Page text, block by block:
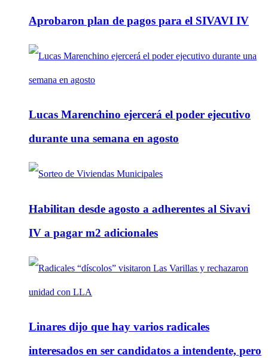
Aprobaron plan de pagos para el SIVAVI IV
Lucas Marenchino ejercerá el poder ejecutivo
durante una semana en agosto
Habilitan desde agosto a adherentes al Sivavi
IV a pagar m2 adicionales
Linares dijo que hay varios radicales
interesados en ser candidatos a intendente, pero